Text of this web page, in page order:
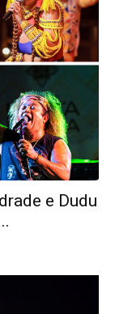
e Dudu